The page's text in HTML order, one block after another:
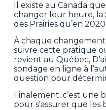
Il existe au Canada
changer leur heure, la
des Prairies qu’en 2020.
À chaque changement
suivre cette pratique
revient au Québec,
sondage en ligne à
question pour
Finalement, c’est une
pour s’assurer que